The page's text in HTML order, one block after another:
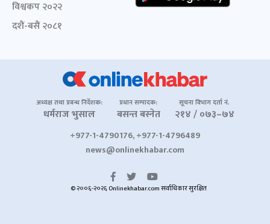
विश्वकप २०२२
दशैं-बसैं २०८१
अध्यक्ष तथा प्रबन्ध निर्देशक:
धर्मराज भुसाल
प्रधान सम्पादक:
बसन्त बस्नेत
सूचना विभाग दर्ता नं.
२१४ / ०७३–७४
+977-1-4790176, +977-1-4796489
news@onlinekhabar.com
© २००६-२०२६ Onlinekhabar.com सर्वाधिकार सुरक्षित